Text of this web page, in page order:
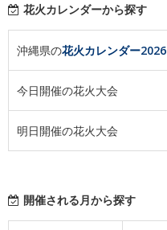
花火カレンダーから探す
沖縄県の花火カレンダー2026
今日開催の花火大会
明日開催の花火大会
開催される月から探す